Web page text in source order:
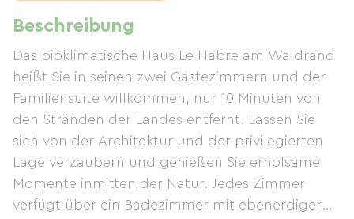
Beschreibung
Das bioklimatische Haus Le Habre am Waldrand
heißt Sie in seinen zwei Gästezimmern und der
Familiensuite willkommen, nur 10 Minuten von
den Stränden der Landes entfernt. Lassen Sie
sich von der Architektur und der privilegierten
Lage verzaubern und genießen Sie erholsame
Momente inmitten der Natur. Jedes Zimmer
verfügt über ein Badezimmer mit ebenerdiger